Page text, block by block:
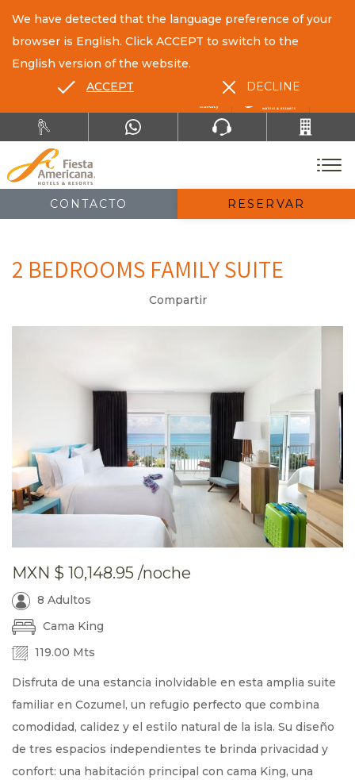
CONTACTO RESERVAR
We have detected that the language preference of your
browser is English. Click ACCEPT to switch to the
English version of the website.
ACCEPT
DECLINE
2 BEDROOMS FAMILY SUITE
Compartir
MXN $ 10,148.95 /noche
8 Adultos
Cama King
119.00 Mts
Disfruta de una estancia inolvidable en esta amplia suite
familiar en Cozumel, un refugio perfecto que combina
comodidad, calidez y el estilo natural de la isla. Su diseño
de tres espacios independientes te brinda privacidad y
confort: una habitación principal con cama King, una